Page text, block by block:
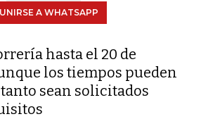
UNIRSE A WHATSAPP
hasta el 20 de
los tiempos pueden
sean solicitados